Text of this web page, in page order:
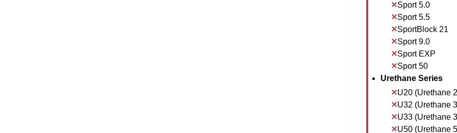
Sport 5.0
Sport 5.5
SportBlock 21
Sport 9.0
Sport EXP
Sport 50
Urethane Series
U20 (Urethane
U32 (Urethane
U33 (Urethane
U50 (Urethane